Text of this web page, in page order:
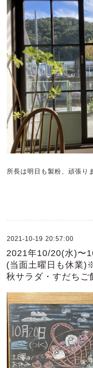
所長は明日も製粉、頑張り
2021-10-19 20:57:00
2021年10/20(水)〜
(当面土曜日も休業
秋サラダ・すだちご